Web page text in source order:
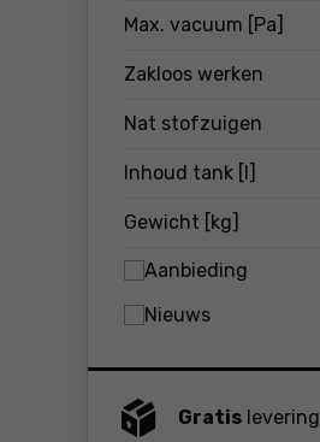
Max. vacuum [Pa]
Zakloos werken
Nat stofzuigen
Inhoud tank [l]
Gewicht [kg]
Aanbieding
Nieuws
Gratis levering